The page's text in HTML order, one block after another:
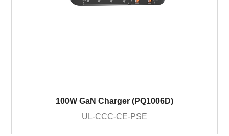
100W GaN Charger (PQ1006D)
UL-CCC-CE-PSE